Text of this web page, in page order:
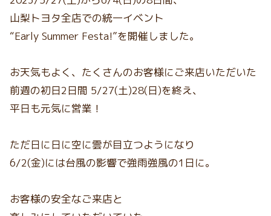
山梨トヨタ全店での統一イベント
“Early Summer Festa!”を開催しました。
お天気もよく、たくさんのお客様にご来店いただいた
前週の初日2日間 5/27(土)28(日)を終え、
平日も元気に営業！
ただ日に日に空に雲が目立つようになり
6/2(金)には台風の影響で強雨強風の1日に。
お客様の安全なご来店と